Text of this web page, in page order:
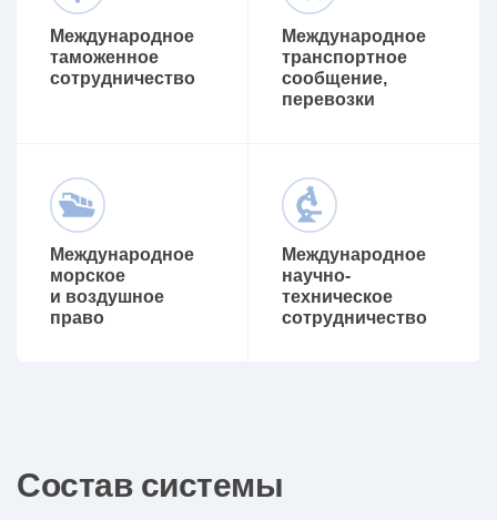
Международное
таможенное
сотрудничество
Международное
транспортное
сообщение,
перевозки
Международное
морское
и воздушное
право
Международное
научно-
техническое
сотрудничество
Состав системы